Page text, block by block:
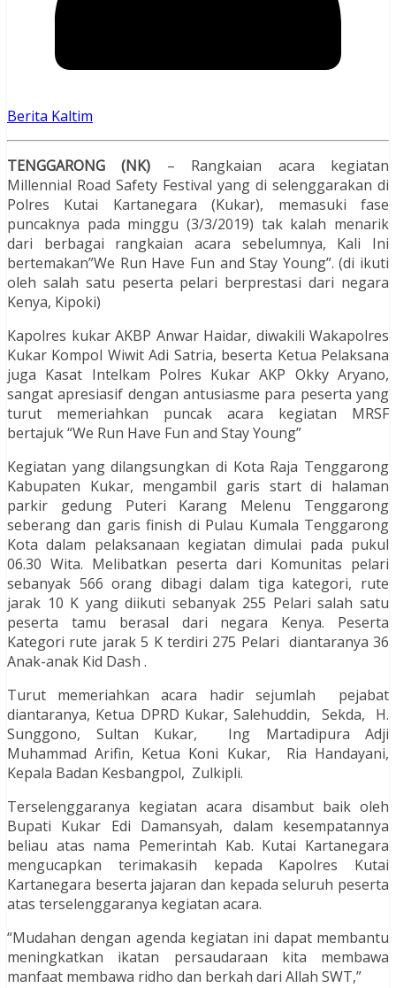
Berita Kaltim
TENGGARONG (NK) – Rangkaian acara kegiatan
Millennial Road Safety Festival yang di selenggarakan di
Polres Kutai Kartanegara (Kukar), memasuki fase
puncaknya pada minggu (3/3/2019) tak kalah menarik
dari berbagai rangkaian acara sebelumnya, Kali Ini
bertemakan”We Run Have Fun and Stay Young”. (di ikuti
oleh salah satu peserta pelari berprestasi dari negara
Kenya, Kipoki)
Kapolres kukar AKBP Anwar Haidar, diwakili Wakapolres
Kukar Kompol Wiwit Adi Satria, beserta Ketua Pelaksana
juga Kasat Intelkam Polres Kukar AKP Okky Aryano,
sangat apresiasif dengan antusiasme para peserta yang
turut memeriahkan puncak acara kegiatan MRSF
bertajuk “We Run Have Fun and Stay Young”
Kegiatan yang dilangsungkan di Kota Raja Tenggarong
Kabupaten Kukar, mengambil garis start di halaman
parkir gedung Puteri Karang Melenu Tenggarong
seberang dan garis finish di Pulau Kumala Tenggarong
Kota dalam pelaksanaan kegiatan dimulai pada pukul
06.30 Wita. Melibatkan peserta dari Komunitas pelari
sebanyak 566 orang dibagi dalam tiga kategori, rute
jarak 10 K yang diikuti sebanyak 255 Pelari salah satu
peserta tamu berasal dari negara Kenya. Peserta
Kategori rute jarak 5 K terdiri 275 Pelari diantaranya 36
Anak-anak Kid Dash .
Turut memeriahkan acara hadir sejumlah pejabat
diantaranya, Ketua DPRD Kukar, Salehuddin, Sekda, H.
Sunggono, Sultan Kukar, Ing Martadipura Adji
Muhammad Arifin, Ketua Koni Kukar, Ria Handayani,
Kepala Badan Kesbangpol, Zulkipli.
Terselenggaranya kegiatan acara disambut baik oleh
Bupati Kukar Edi Damansyah, dalam kesempatannya
beliau atas nama Pemerintah Kab. Kutai Kartanegara
mengucapkan terimakasih kepada Kapolres Kutai
Kartanegara beserta jajaran dan kepada seluruh peserta
atas terselenggaranya kegiatan acara.
“Mudahan dengan agenda kegiatan ini dapat membantu
meningkatkan ikatan persaudaraan kita membawa
manfaat membawa ridho dan berkah dari Allah SWT,”